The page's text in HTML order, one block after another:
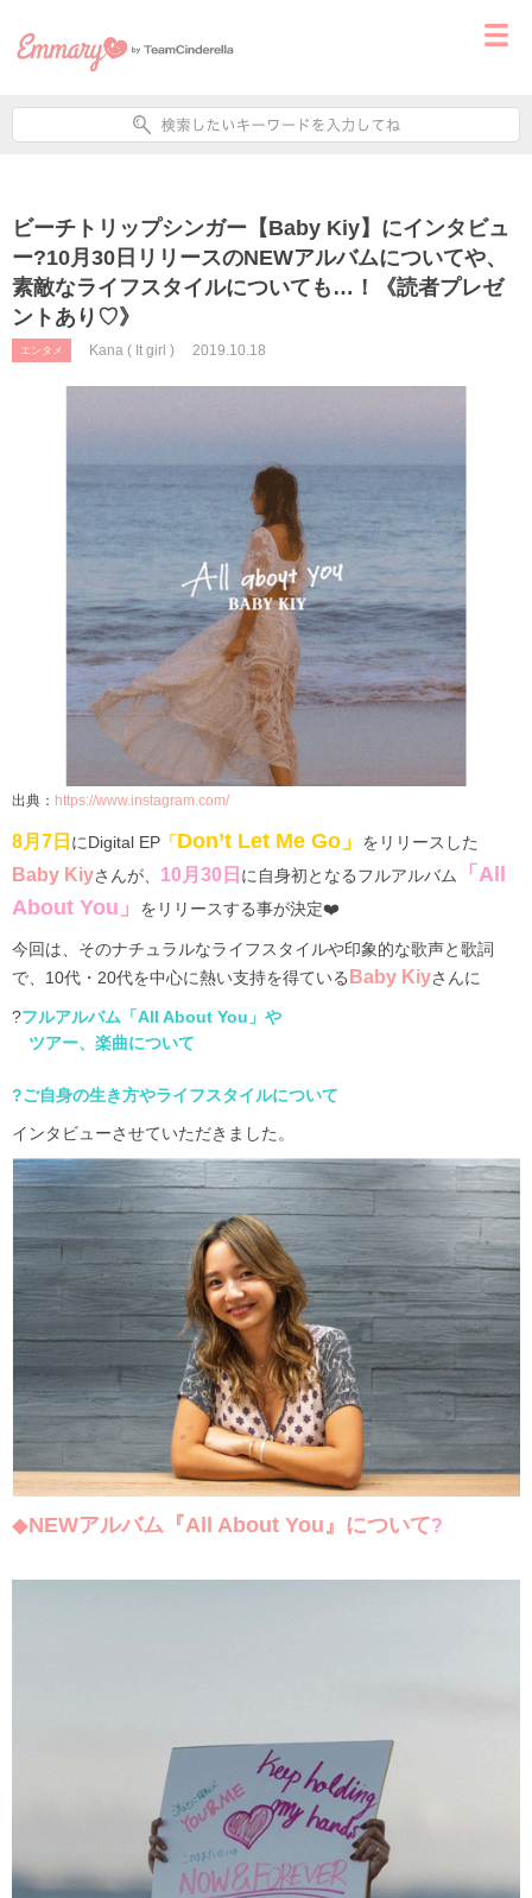
ビーチトリップシンガー【Baby Kiy】にインタビュ
ー?10月30日リリースのNEWアルバムについてや、
素敵なライフスタイルについても…！《読者プレゼ
ントあり♡》
エンタメ Kana ( It girl ) 2019.10.18
出典： https://www.instagram.com/
8月7日 にDigital EP 「Don’t Let Me Go 」 をリリースした
Baby Kiyさんが、 10月30日 に自身初となるフルアルバム 「 All
About You 」 をリリースする事が決定❤️
今回は、そのナチュラルなライフスタイルや印象的な歌声と歌詞
で、10代・20代を中心に熱い支持を得ている Baby Kiyさんに
?フルアルバム「All About You 」や
ツアー、 楽曲について
?ご自身の生き方やライフスタイルについて
インタビューさせていただきました。
◆NEWアルバム 『All About You』 について?